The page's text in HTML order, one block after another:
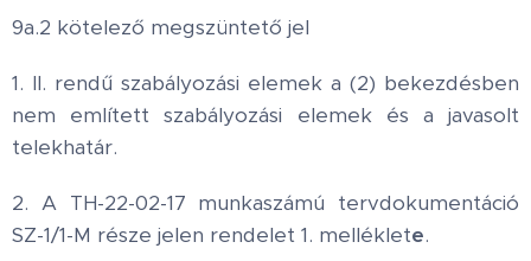
9a.2 kötelező megszüntető jel
1. II. rendű szabályozási elemek a (2) bekezdésben
nem említett szabályozási elemek és a javasolt
telekhatár.
2. A TH-22-02-17 munkaszámú tervdokumentáció
SZ-1/1-M része jelen rendelet 1. melléklete.